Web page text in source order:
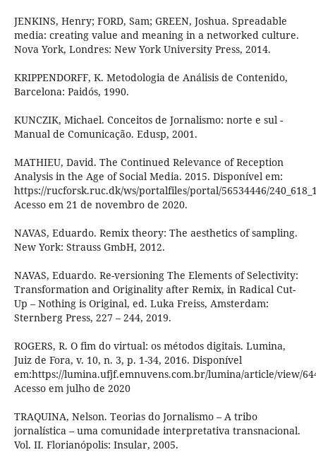
JENKINS, Henry; FORD, Sam; GREEN, Joshua. Spreadable
media: creating value and meaning in a networked culture.
Nova York, Londres: New York University Press, 2014.
KRIPPENDORFF, K. Metodologia de Análisis de Contenido,
Barcelona: Paidós, 1990.
KUNCZIK, Michael. Conceitos de Jornalismo: norte e sul -
Manual de Comunicação. Edusp, 2001.
MATHIEU, David. The Continued Relevance of Reception
Analysis in the Age of Social Media. 2015. Disponível em:
https://rucforsk.ruc.dk/ws/portalfiles/portal/56534446/
Acesso em 21 de novembro de 2020.
NAVAS, Eduardo. Remix theory: The aesthetics of sampling.
New York: Strauss GmbH, 2012.
NAVAS, Eduardo. Re-versioning The Elements of Selectivity:
Transformation and Originality after Remix, in Radical Cut-
Up – Nothing is Original, ed. Luka Freiss, Amsterdam:
Sternberg Press, 227 – 244, 2019.
ROGERS, R. O fim do virtual: os métodos digitais. Lumina,
Juiz de Fora, v. 10, n. 3, p. 1-34, 2016. Disponível
em:https://lumina.ufjf.emnuvens.com.br/lumina/article/view/
Acesso em julho de 2020
TRAQUINA, Nelson. Teorias do Jornalismo – A tribo
jornalística – uma comunidade interpretativa transnacional.
Vol. II. Florianópolis: Insular, 2005.